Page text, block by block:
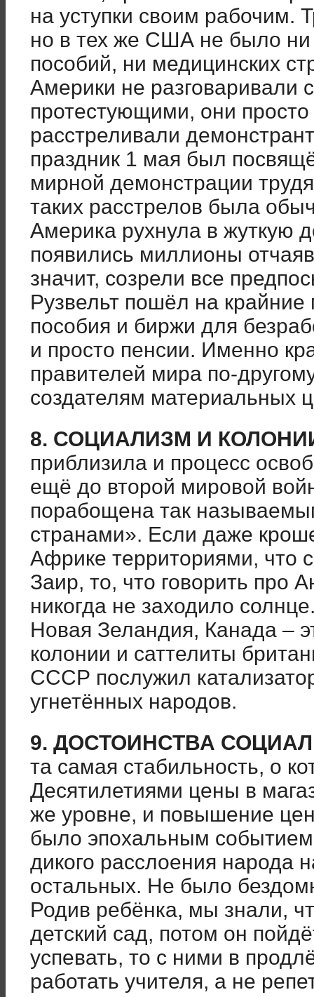
на уступки своим рабочим.
но в тех же США не было ни
пособий, ни медицинских
Америки не разговаривали
протестующими, они
расстреливали
праздник 1 мая был
мирной демонстрации
таких расстрелов была
Америка рухнула в жуткую
появились миллионы
значит, созрели все
Рузвельт пошёл на
пособия и биржи для
и просто пенсии. Именно
правителей мира по-
создателям материальных
8. СОЦИАЛИЗМ И
приблизила и процесс
ещё до второй мировой
порабощена так
странами». Если даже
Африке территориями, что
Заир, то, что говорить про
никогда не заходило
Новая Зеландия, Канада –
колонии и саттелиты
СССР послужил
угнетённых народов.
9. ДОСТОИНСТВА
та самая стабильность, о
Десятилетиями цены в
же уровне, и повышение
было эпохальным
дикого расслоения народа
остальных. Не было
Родив ребёнка, мы знали,
детский сад, потом он
успевать, то с ними в
работать учителя, а не